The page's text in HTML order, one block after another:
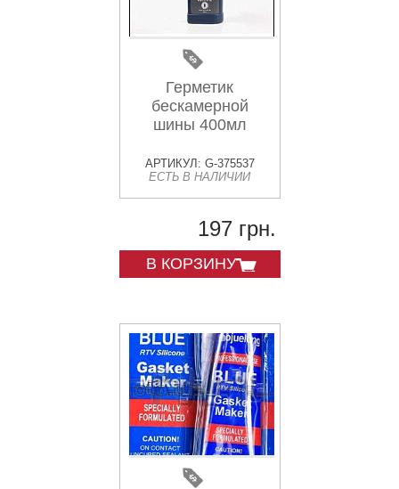
Герметик
бескамерной
шины 400мл
АРТИКУЛ: G-375537
ЕСТЬ В НАЛИЧИИ
197 грн.
В КОРЗИНУ